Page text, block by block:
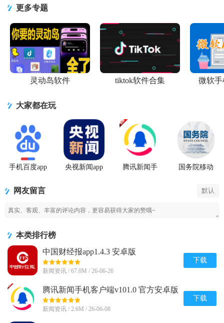
最新集成版
版
更多专题
灵动岛软件 tiktok软件合集 微软手
大家都在玩
手机百度app
央视新闻app
腾讯新闻手
国务院移动
网友留言 默认
本类排行榜
中国财经报app1.4.3 安卓版
新闻资讯 / 67.0M / 26-06-26
下载
腾讯新闻手机客户端v101.0 官方安卓版
新闻资讯 / 2.6M / 26-06-08
下载